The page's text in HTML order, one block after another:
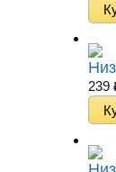
239